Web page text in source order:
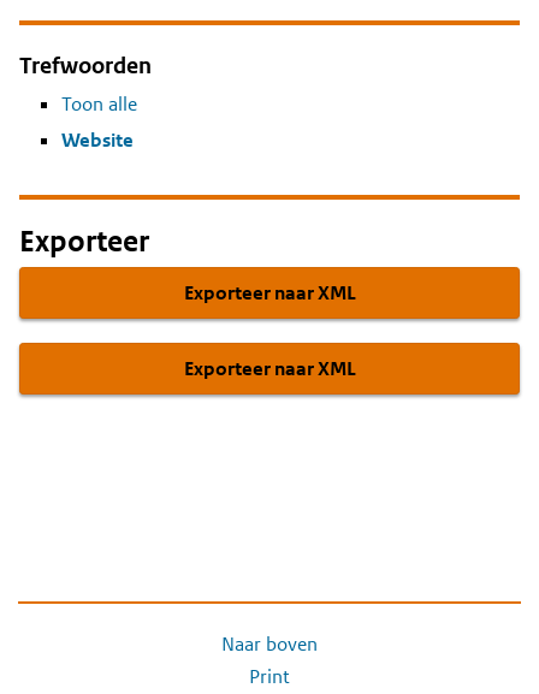
Trefwoorden
Toon alle
Website
Exporteer
Exporteer naar XML
Exporteer naar XML
Naar boven
Print